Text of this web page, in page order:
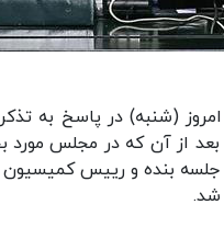
(شنبه) در پاسخ به تذکر
بعد از آن که در مجلس
بنده و رییس کمیسیون
شد.